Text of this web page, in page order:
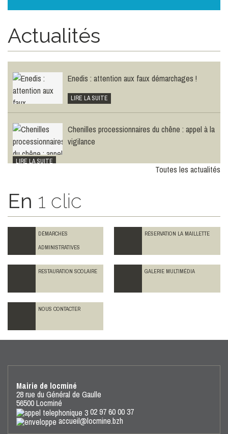
Actualités
Enedis : attention aux faux démarchages !
LIRE LA SUITE
Chenilles processionnaires du chêne : appel à la
vigilance
LIRE LA SUITE
Le plan canicule
Toutes les actualités
En 1 clic
DÉMARCHES
ADMINISTRATIVES
RÉSERVATION LA MAILLETTE
RESTAURATION SCOLAIRE GALERIE MULTIMÉDIA
NOUS CONTACTER
Mairie de locminé
28 rue du Général de Gaulle
56500 Locminé
02 97 60 00 37
accueil@locmine.bzh